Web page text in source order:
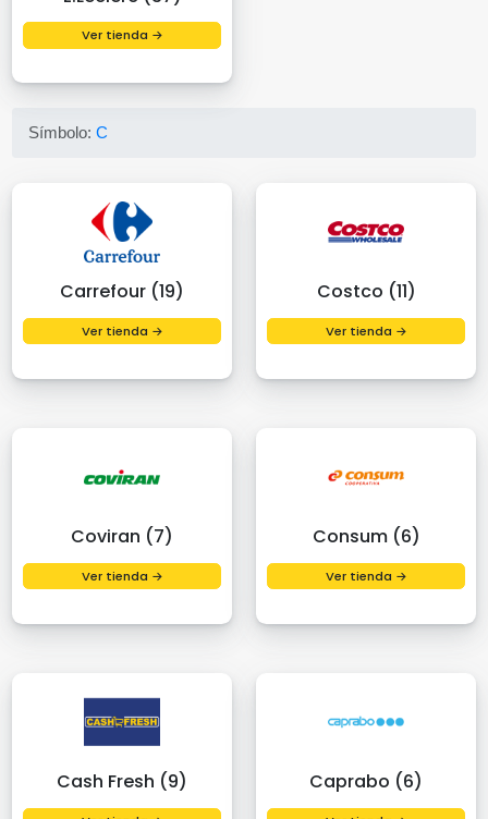
Ver tienda →
Símbolo:C
Carrefour (19)
Ver tienda →
Costco (11)
Ver tienda →
Coviran (7)
Ver tienda →
Consum (6)
Ver tienda →
Cash Fresh (9) Caprabo (6)